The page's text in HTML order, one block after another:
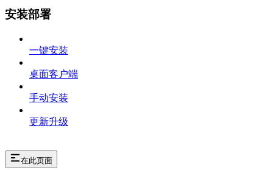
安装部署
一键安装
桌面客户端
手动安装
更新升级
在此页面